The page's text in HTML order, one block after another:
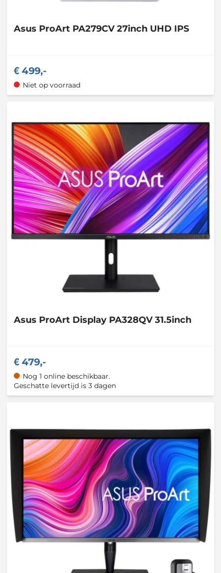
Asus ProArt PA279CV 27inch UHD IPS
499,-
Niet op voorraad
Asus ProArt Display PA328QV 31.5inch
479,-
Nog 1 online beschikbaar.
Geschatte levertijd is 3 dagen